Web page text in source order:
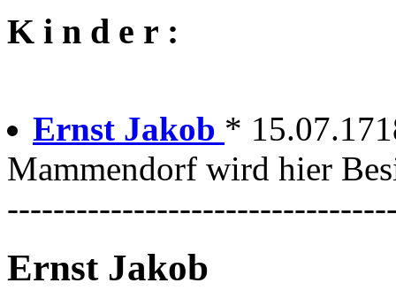
K i n d e r :
Ernst Jakob *
Mammendorf wird hier
Ernst Jakob